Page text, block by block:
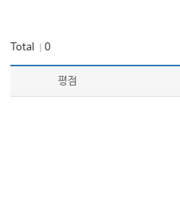
❹ 급성담낭염·담관염 │ 373
❺ 급성 췌장염 │ 374
Total ｜0
평점